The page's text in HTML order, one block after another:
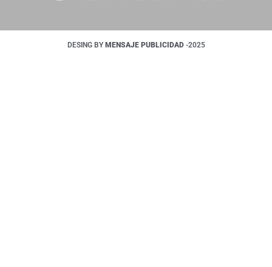
DESING BY MENSAJE PUBLICIDAD -2025